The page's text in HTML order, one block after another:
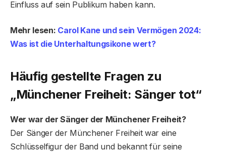
Einfluss auf sein Publikum haben kann.
Mehr lesen: Carol Kane und sein Vermögen 2024:
Was ist die Unterhaltungsikone wert?
Häufig gestellte Fragen zu
„Münchener Freiheit: Sänger tot“
Wer war der Sänger der Münchener Freiheit?
Der Sänger der Münchener Freiheit war eine
Schlüsselfigur der Band und bekannt für seine